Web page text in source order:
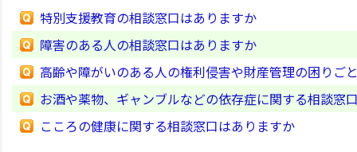
特別支援教育の相談窓口はありますか
障害のある人の相談窓口はありますか
高齢や障がいのある人の権利侵害や財産管理の困りご
お酒や薬物、ギャンブルなどの依存症に関する相談窓
こころの健康に関する相談窓口はありますか